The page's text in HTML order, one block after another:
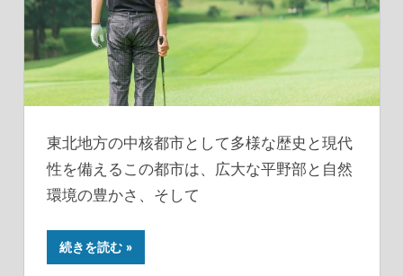
東北地方の中核都市として多様な歴史と現代
性を備えるこの都市は、広大な平野部と自然
環境の豊かさ、そして
続きを読む